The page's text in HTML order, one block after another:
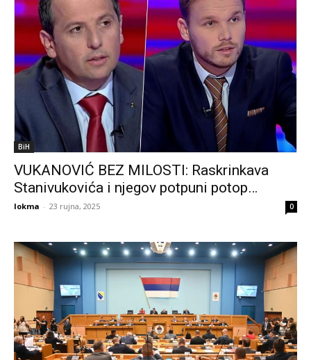
BiH
VUKANOVIĆ BEZ MILOSTI: Raskrinkava
Stanivukovića i njegov potpuni potop…
lokma - 23 rujna, 2025 0